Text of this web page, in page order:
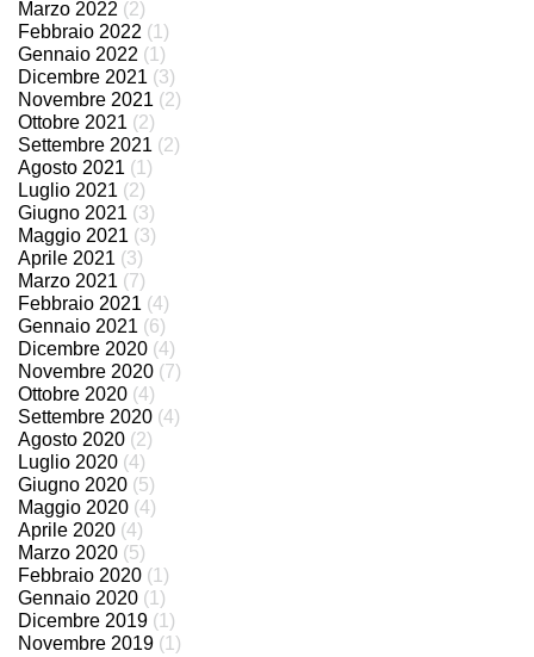
Marzo 2022 (2)
Febbraio 2022 (1)
Gennaio 2022 (1)
Dicembre 2021 (3)
Novembre 2021 (2)
Ottobre 2021 (2)
Settembre 2021 (2)
Agosto 2021 (1)
Luglio 2021 (2)
Giugno 2021 (3)
Maggio 2021 (3)
Aprile 2021 (3)
Marzo 2021 (7)
Febbraio 2021 (4)
Gennaio 2021 (6)
Dicembre 2020 (4)
Novembre 2020 (7)
Ottobre 2020 (4)
Settembre 2020 (4)
Agosto 2020 (2)
Luglio 2020 (4)
Giugno 2020 (5)
Maggio 2020 (4)
Aprile 2020 (4)
Marzo 2020 (5)
Febbraio 2020 (1)
Gennaio 2020 (1)
Dicembre 2019 (1)
Novembre 2019 (1)